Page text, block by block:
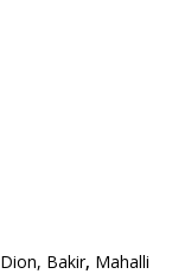
Dion, Bakir, Mahalli